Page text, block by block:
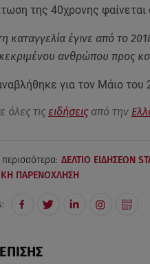
της 40χρονης φαίνεται
καταγγελία έγινε από το
ανθρώπου προς
για τον Μάιο του
όλες τις ειδήσειςαπό την
ΔΕΛΤΙΟ ΕΙΔΗΣΕΩΝ
ΠΑΡΕΝΟΧΛΗΣΗ